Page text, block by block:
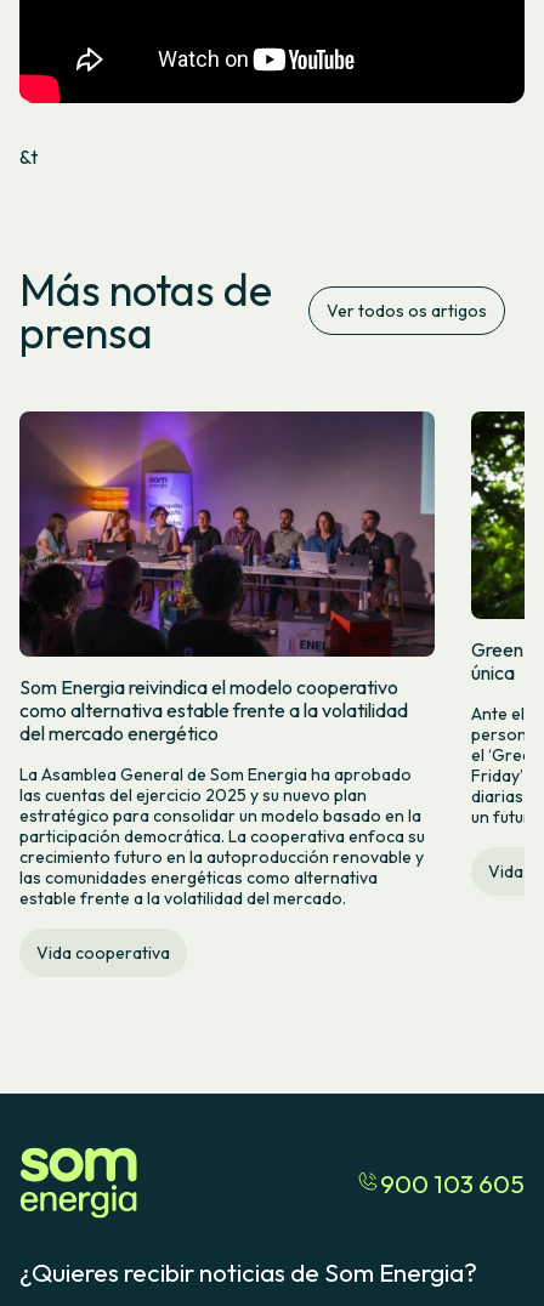
&t
Más notas de
prensa Ver todos os artigos
Som Energia reivindica el modelo cooperativo
como alternativa estable frente a la volatilidad
del mercado energético
La Asamblea General de Som Energia ha aprobado
las cuentas del ejercicio 2025 y su nuevo plan
estratégico para consolidar un modelo basado en la
participación democrática. La cooperativa enfoca su
crecimiento futuro en la autoproducción renovable y
las comunidades energéticas como alternativa
estable frente a la volatilidad del mercado.
Vida cooperativa
Green
única
Ante el
el
Friday’
diarias y
un
Vida
900 103 605
¿Quieres recibir noticias de Som Energia?